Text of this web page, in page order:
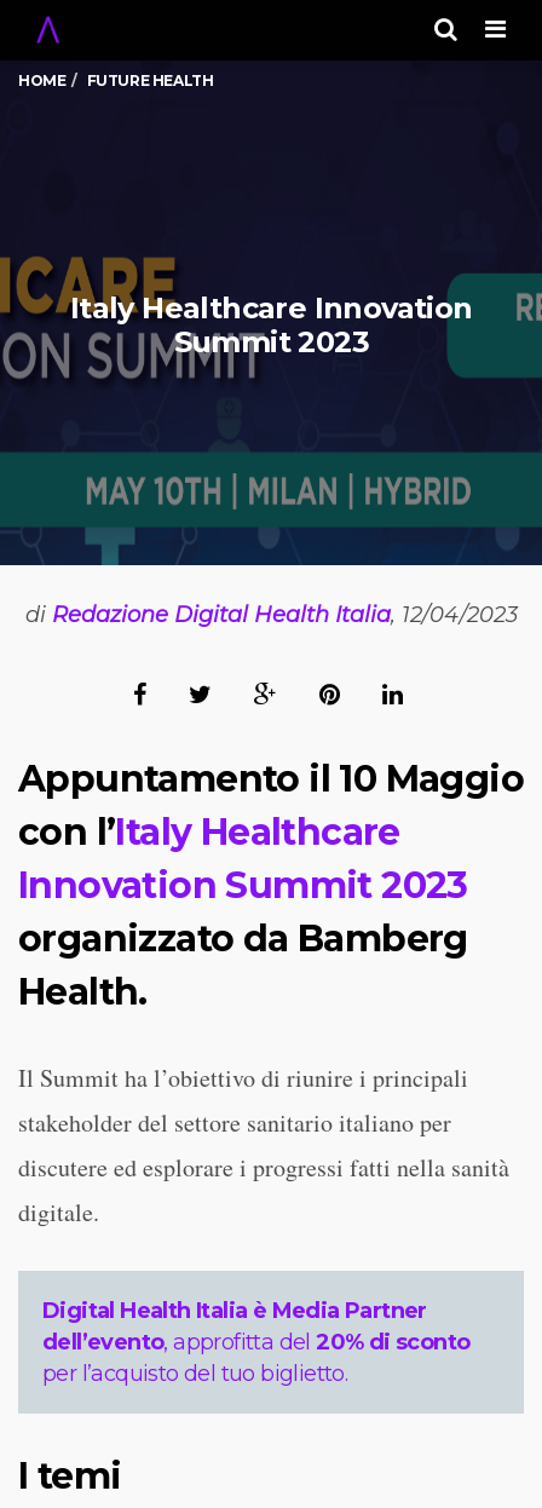
HOME FUTURE HEALTH
Italy Healthcare Innovation
Summit 2023
di Redazione Digital Health Italia, 12/04/2023
Appuntamento il 10 Maggio
con l’Italy Healthcare
Innovation Summit 2023
organizzato da Bamberg
Health.
Il Summit ha l’obiettivo di riunire i principali
stakeholder del settore sanitario italiano per
discutere ed esplorare i progressi fatti nella sanità
digitale.
Digital Health Italia è Media Partner
dell’evento, approfitta del20% di sconto
per l’acquisto del tuo biglietto.
I temi